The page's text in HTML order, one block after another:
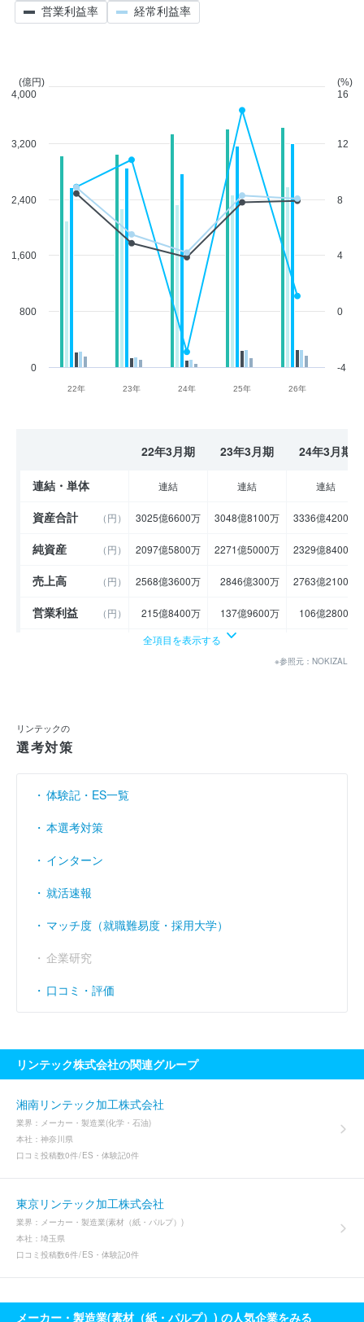
22年 23年 24年 25年 26年
0
800
1,600
2,400
3,200
(億円)
4,000
-4
0
4
8
12
(%)
16
営業利益率
経常利益率
22年3月期 23年3月期 24年3月期
連結・単体 連結 連結 連結
資産合計 （円） 3025億6600万 3048億8100万 3336億4200万
純資産 （円） 2097億5800万 2271億5000万 2329億8400万
売上高 （円） 2568億3600万 2846億300万 2763億2100万
営業利益 （円） 215億8400万 137億9600万 106億2800万
226億9800万
売上伸び率
営業利益率 （％） 8.4 4.85 3.85
経常利益率 （％）
全項目を表示する
※参照元：NOKIZAL
リンテックの
選考対策
体験記・ES一覧
本選考対策
インターン
就活速報
マッチ度（就職難易度・採用大学）
企業研究
口コミ・評価
リンテック株式会社の関連グループ
湘南リンテック加工株式会社
業界： メーカー・製造業(化学・石油)
本社： 神奈川県
口コミ投稿数0件 ES・体験記0件
東京リンテック加工株式会社
業界： メーカー・製造業(素材（紙・パルプ）)
本社： 埼玉県
口コミ投稿数6件 ES・体験記0件
メーカー・製造業(素材（紙・パルプ）) の人気企業をみる